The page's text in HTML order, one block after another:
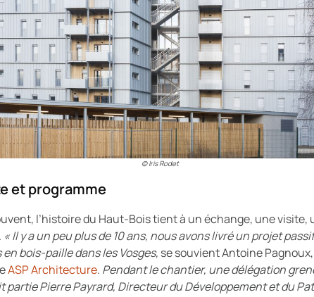
© Iris Rodet
et programme
l’histoire du Haut-Bois tient à un échange, une visite,
« Il y a un peu plus de 10 ans, nous avons livré un projet
bois-paille dans les Vosges, se souvient Antoine
ASP Architecture. Pendant le chantier, une délégation
partie Pierre Payrard, Directeur du Développement et du